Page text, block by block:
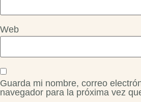
Web
Guarda mi nombre, correo
navegador para la próxima vez